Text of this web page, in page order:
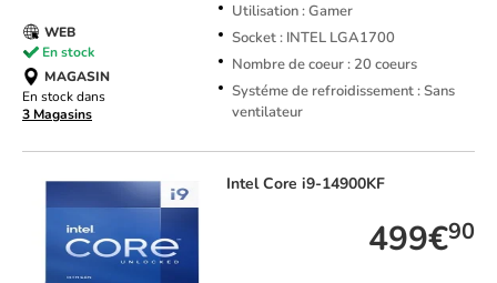
Utilisation : Gamer
Socket : INTEL LGA1700
Nombre de coeur : 20 coeurs
Systéme de refroidissement : Sans
ventilateur
WEB
En stock
MAGASIN
En stock dans
3 Magasins
IntelCore i9-14900KF
499€90